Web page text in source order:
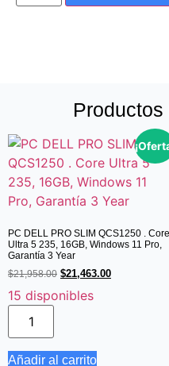
PC DELL PRO SLIM QCS1250 . Core
Ultra 5 235, 16GB, Windows 11 Pro,
Garantía 3 Year
$21,958.00 $21,463.00
15 disponibles
Añadir al carrito